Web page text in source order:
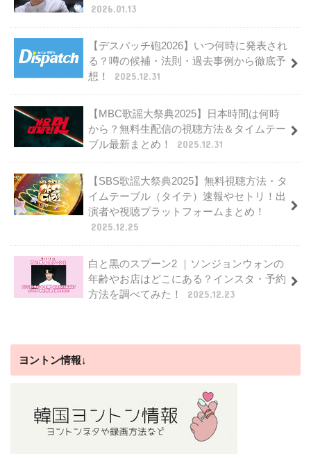
2026.01.13
【デスパッチ砲2026】いつ何時に発表され
る？噂の候補・法則・過去事例から徹底予
想！
2025.12.31
【MBC歌謡大祭典2025】日本時間は何時
から？無料生配信の視聴方法＆タイムテー
ブル最新まとめ！
2025.12.31
【SBS歌謡大祭典2025】無料視聴方法・タ
イムテーブル（タイテ）速報やセトリ！出
演者や視聴プラットフォームまとめ！
2025.12.25
白と黒のスプーン2 ｜ソンジョンウォンの
年齢やお店はどこにある？インスタ・予約
方法を調べてみた！
2025.12.23
ヨントン情報↓